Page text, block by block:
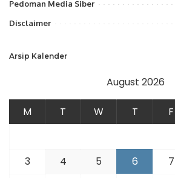
Pedoman Media Siber
Disclaimer
Arsip Kalender
August 2026
M T W T F
3
4 5 6 7